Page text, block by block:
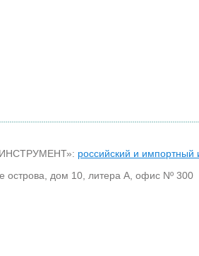
ИНСТРУМЕНТ»: российский и импортный
острова, дом 10, литера А, офис Nº 300